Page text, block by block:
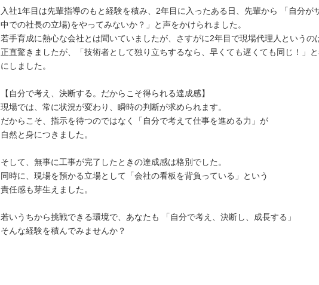
入社1年目は先輩指導のもと経験を積み、2年目に入ったある日、先輩から 「自分
中での社長の立場)をやってみないか？」と声をかけられました。
若手育成に熱心な会社とは聞いていましたが、さすがに2年目で現場代理人というの
正直驚きましたが、「技術者として独り立ちするなら、早くても遅くても同じ！」
にしました。
【自分で考え、決断する。だからこそ得られる達成感】
現場では、常に状況が変わり、瞬時の判断が求められます。
だからこそ、指示を待つのではなく「自分で考えて仕事を進める力」が
自然と身につきました。
そして、無事に工事が完了したときの達成感は格別でした。
同時に、現場を預かる立場として「会社の看板を背負っている」という
責任感も芽生えました。
若いうちから挑戦できる環境で、あなたも 「自分で考え、決断し、成長する」
そんな経験を積んでみませんか？